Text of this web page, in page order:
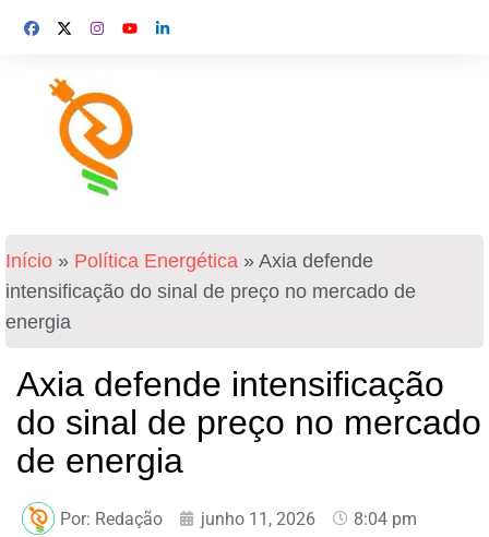
Início » Política Energética » Axia defende
intensificação do sinal de preço no mercado de
energia
Axia defende intensificação
do sinal de preço no mercado
de energia
Por: Redação junho 11, 2026
8:04 pm